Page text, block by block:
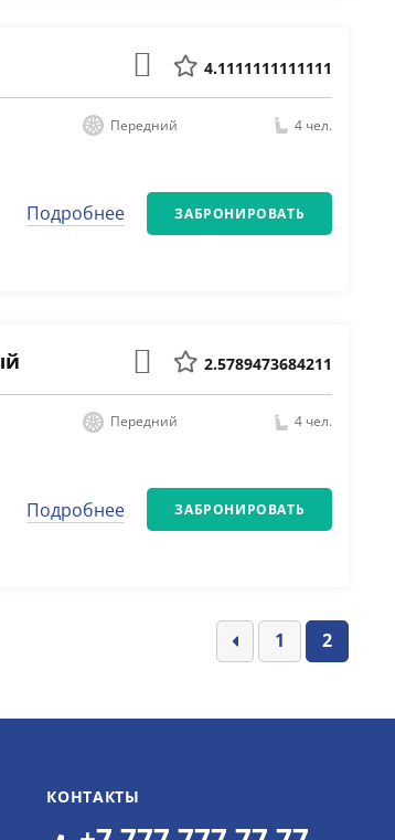
4.1111111111111
Передний 4 чел.
Подробнее ЗАБРОНИРОВАТЬ
2.5789473684211
Передний 4 чел.
Подробнее ЗАБРОНИРОВАТЬ
1 2
КОНТАКТЫ